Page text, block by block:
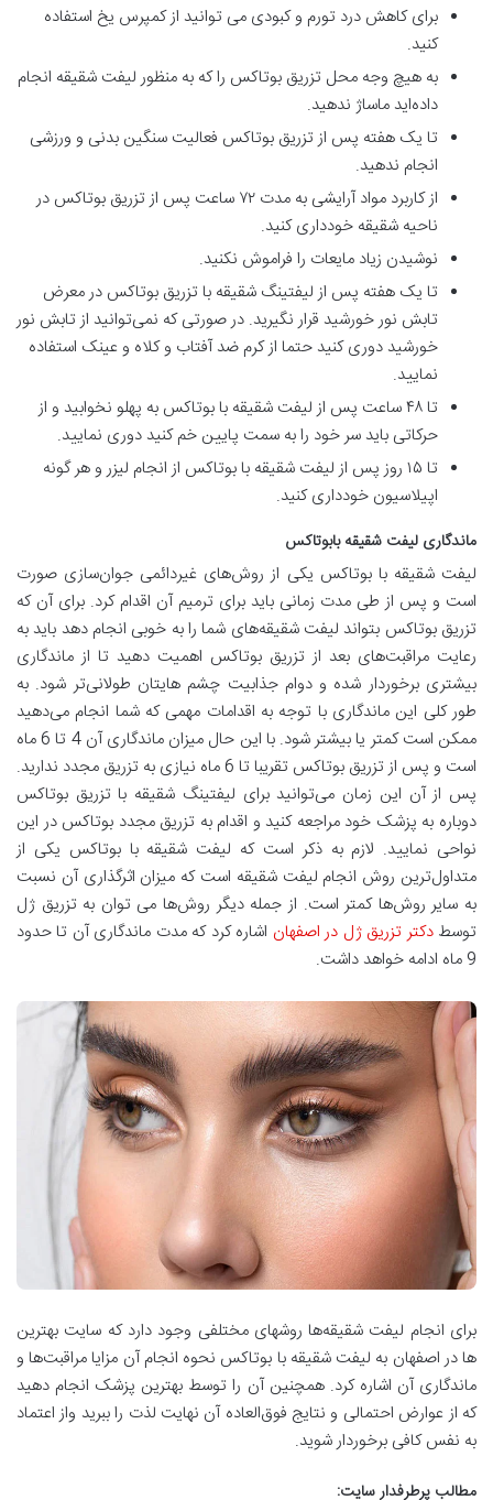
برای کاهش درد تورم و کبودی می توانید از کمپرس یخ استفاده
کنید.
به هیچ وجه محل تزریق بوتاکس را که به منظور لیفت شقیقه انجام
داده‌اید ماساژ ندهید.
تا یک هفته پس از تزریق بوتاکس فعالیت سنگین بدنی و ورزشی
انجام ندهید.
از کاربرد مواد آرایشی به مدت ۷۲ ساعت پس از تزریق بوتاکس در
ناحیه شقیقه خودداری کنید.
نوشیدن زیاد مایعات را فراموش نکنید.
تا یک هفته پس از لیفتینگ شقیقه با تزریق بوتاکس در معرض
تابش نور خورشید قرار نگیرید. در صورتی که نمی‌توانید از تابش نور
خورشید دوری کنید حتما از کرم ضد آفتاب و کلاه و عینک استفاده
نمایید.
تا ۴۸ ساعت پس از لیفت شقیقه با بوتاکس به پهلو نخوابید و از
حرکاتی باید سر خود را به سمت پایین خم کنید دوری نمایید.
تا ۱۵ روز پس از لیفت شقیقه با بوتاکس از انجام لیزر و هر گونه
اپیلاسیون خودداری کنید.
ماندگاری لیفت شقیقه بابوتاکس
لیفت شقیقه با بوتاکس یکی از روش‌های غیردائمی جوان‌‌سازی صورت
است و پس از طی مدت زمانی باید برای ترمیم آن اقدام کرد. برای آن که
تزریق بوتاکس بتواند لیفت شقیقه‌های شما را به خوبی انجام دهد باید به
رعایت مراقبت‌های بعد از تزریق بوتاکس اهمیت دهید تا از ماندگاری
بیشتری برخوردار شده و دوام جذابیت چشم هایتان طولانی‌تر شود. به
طور کلی این ماندگاری با توجه به اقدامات مهمی که شما انجام می‌دهید
ممکن است کمتر یا بیشتر شود. با این حال میزان ماندگاری آن 4 تا 6 ماه
است و پس از تزریق بوتاکس تقریبا تا 6 ماه نیازی به تزریق مجدد ندارید.
پس از آن این زمان می‌توانید برای لیفتینگ شقیقه با تزریق بوتاکس
دوباره به پزشک خود مراجعه کنید و اقدام به تزریق مجدد بوتاکس در این
نواحی نمایید. لازم به ذکر است که لیفت شقیقه با بوتاکس یکی از
متداول‌ترین روش انجام لیفت شقیقه است که میزان اثرگذاری آن نسبت
به سایر روش‌ها کمتر است. از جمله دیگر روش‌ها می توان به تزریق ژل
توسطدکتر تزریق ژل در اصفهان اشاره کرد که مدت ماندگاری آن تا حدود
9 ماه ادامه خواهد داشت.
برای انجام لیفت شقیقه‌ها روشهای مختلفی وجود دارد که سایت بهترین
ها در اصفهان به لیفت شقیقه با بوتاکس نحوه انجام آن مزایا مراقبت‌ها و
ماندگاری آن اشاره کرد. همچنین آن را توسط بهترین پزشک انجام دهید
که از عوارض احتمالی و نتایج فوق‌العاده آن نهایت لذت را ببرید واز اعتماد
به نفس کافی برخوردار شوید.
مطالب پرطرفدار سایت: